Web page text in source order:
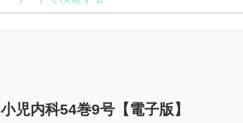
小児内科54巻9号【電子版】